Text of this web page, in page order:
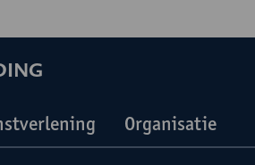
Organisatie